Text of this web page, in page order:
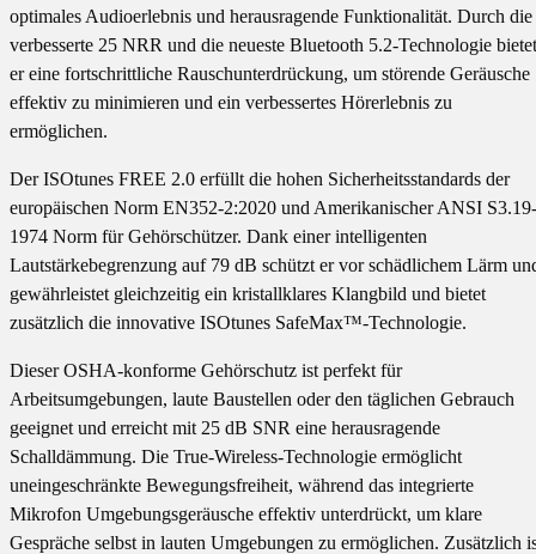
optimales Audioerlebnis und herausragende Funktionalität. Durch die
verbesserte 25 NRR und die neueste Bluetooth 5.2-Technologie bietet
er eine fortschrittliche Rauschunterdrückung, um störende Geräusche
effektiv zu minimieren und ein verbessertes Hörerlebnis zu
ermöglichen.
Der ISOtunes FREE 2.0 erfüllt die hohen Sicherheitsstandards der
europäischen Norm EN352-2:2020 und Amerikanischer ANSI S3.19-
1974 Norm für Gehörschützer. Dank einer intelligenten
Lautstärkebegrenzung auf 79 dB schützt er vor schädlichem Lärm
gewährleistet gleichzeitig ein kristallklares Klangbild und bietet
zusätzlich die innovative ISOtunes SafeMax™-Technologie.
Dieser OSHA-konforme Gehörschutz ist perfekt für
Arbeitsumgebungen, laute Baustellen oder den täglichen Gebrauch
geeignet und erreicht mit 25 dB SNR eine herausragende
Schalldämmung. Die True-Wireless-Technologie ermöglicht
uneingeschränkte Bewegungsfreiheit, während das integrierte
Mikrofon Umgebungsgeräusche effektiv unterdrückt, um klare
Gespräche selbst in lauten Umgebungen zu ermöglichen. Zusätzlich